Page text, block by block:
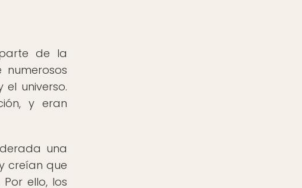
de la
universo.
y eran
una
creían que
ello, los